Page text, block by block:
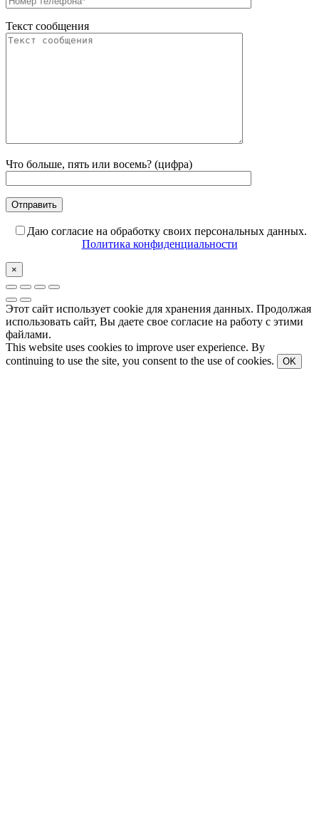
Текст сообщения
Что больше, пять или восемь? (цифра)
Даю согласие на обработку своих персональных данных.
Политика конфиденциальности
×
Этот сайт использует cookie для хранения данных. Продолжая
использовать сайт, Вы даете свое согласие на работу с этими
файлами.
This website uses cookies to improve user experience. By
continuing to use the site, you consent to the use of cookies.
OK